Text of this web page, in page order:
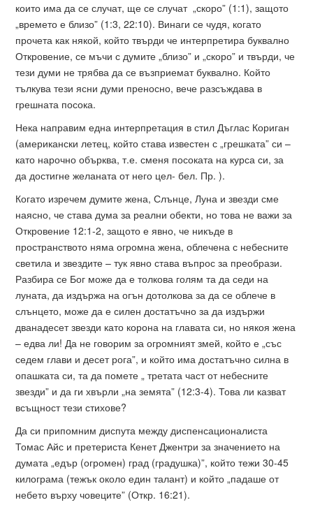
които има да се случат, ще се случат „скоро” (1:1), защото
„времето е близо” (1:3, 22:10). Винаги се чудя, когато
прочета как някой, който твърди че интерпретира буквално
Откровение, се мъчи с думите „близо” и „скоро” и твърди, че
тези думи не трябва да се възприемат буквално. Който
тълкува тези ясни думи преносно, вече разсъждава в
грешната посока.
Нека направим една интерпретация в стил Дъглас Кориган
(американски летец, който става известен с „грешката” си –
като нарочно обърква, т.е. сменя посоката на курса си, за
да достигне желаната от него цел- бел. Пр. ).
Когато изречем думите жена, Слънце, Луна и звезди сме
наясно, че става дума за реални обекти, но това не важи за
Откровение 12:1-2, защото е явно, че никъде в
пространството няма огромна жена, облечена с небесните
светила и звездите – тук явно става въпрос за преобрази.
Разбира се Бог може да е толкова голям та да седи на
луната, да издържа на огън дотолкова за да се облече в
слънцето, може да е силен достатъчно за да издържи
дванадесет звезди като корона на главата си, но някоя жена
– едва ли! Да не говорим за огромният змей, който е „със
седем глави и десет рога”, и който има достатъчно силна в
опашката си, та да помете „ третата част от небесните
звезди” и да ги хвърли „на земята” (12:3-4). Това ли казват
всъщност тези стихове?
Да си припомним диспута между диспенсационалиста
Томас Айс и претериста Кенет Джентри за значението на
думата „едър (огромен) град (градушка)”, който тежи 30-45
килограма (тежък около един талант) и който „падаше от
небето върху човеците” (Откр. 16:21).